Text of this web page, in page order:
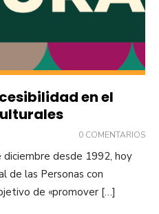
en el
0 COMENTARIOS
diciembre desde 1992, hoy
de las Personas con
de «promover […]